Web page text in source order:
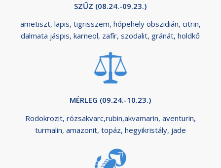
SZŰZ (08.24.-09.23.)
ametiszt, lapis, tigrisszem, hópehely obszidián, citrin,
dalmata jáspis, karneol, zafír, szodalit, gránát, holdkő
MÉRLEG (09.24.-10.23.)
Rodokrozit, rózsakvarc,rubin,akvamarin, aventurin,
turmalin, amazonit, topáz, hegyikristály, jade